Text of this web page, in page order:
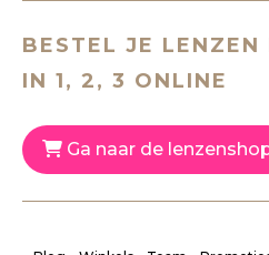
BESTEL JE LENZEN
IN 1, 2, 3 ONLINE
Ga naar de